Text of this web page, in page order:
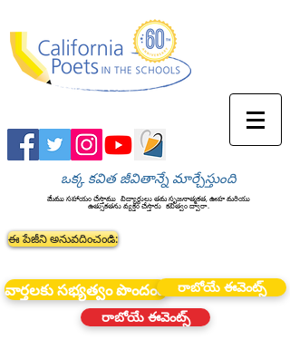
ఒక్క కవిత జీవితాన్నే మార్చేస్తుంది
మేము సహాయం చేస్తాము విద్యార్థులు తమ సృజనాత్మకత, ఊహ మరియు
ఉత్సుకతను వ్యక్తం చేస్తారు కవిత్వం ద్వారా.
ఈ పేజీని అనువదించండి:
వార్తలకు సభ్యత్వం పొందండి
రాబోయే ఈవెంట్స్
రాబోయే ఈవెంట్స్